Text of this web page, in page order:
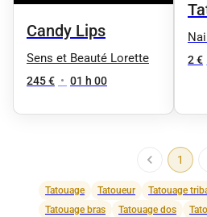
Candy Lips
Sens et Beauté Lorette
245 € • 01 h 00
2 €
1
Tatouage Tatoueur Tatouage
Tatouage bras
Tatouage dos